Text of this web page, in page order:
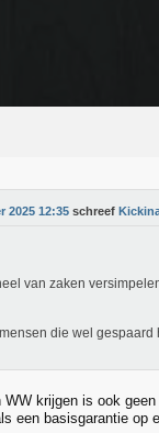
2025 12:35 schreef
van zaken
die wel
krijgen is ook
een basisgarantie op